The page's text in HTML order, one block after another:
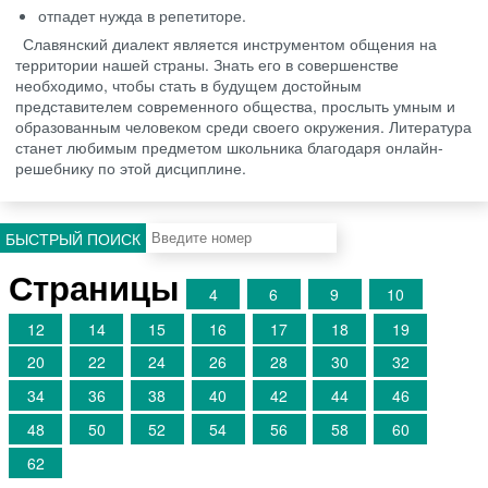
отпадет нужда в репетиторе.
Славянский диалект является инструментом общения на
территории нашей страны. Знать его в совершенстве
необходимо, чтобы стать в будущем достойным
представителем современного общества, прослыть умным и
образованным человеком среди своего окружения. Литература
станет любимым предметом школьника благодаря онлайн-
решебнику по этой дисциплине.
БЫСТРЫЙ ПОИСК
Страницы 4 6 9
10
12
14 15 16 17 18
19
20
22 24 26 28 30
32
34
36 38 40 42 44
46
48
50 52 54 56 58
60
62